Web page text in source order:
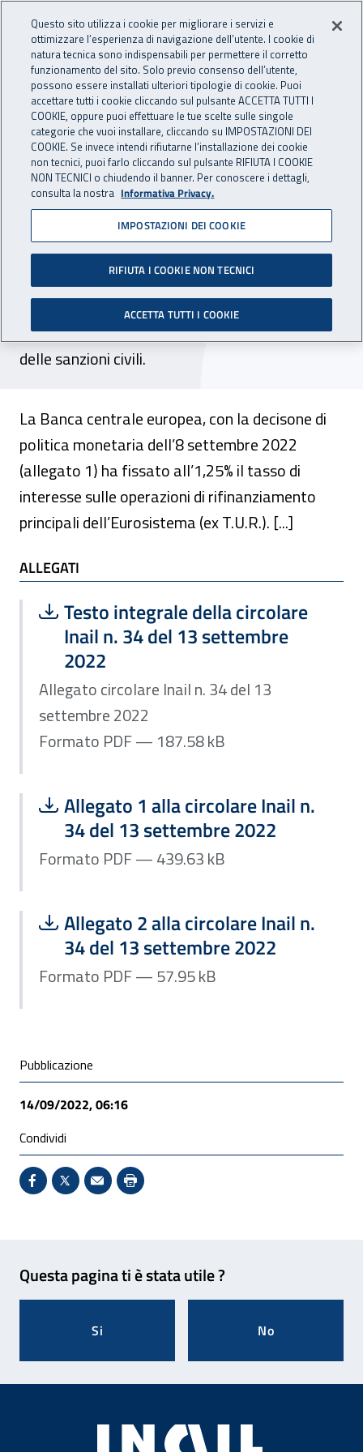
INAIL - Istituto Nazionale
Apri cerca
Navigazione principale
Navigazione - Ti trovi in:
Home Atti e documenti Circolari Inail
13 settembre 2022
13 settembre 2022
Circolare Inail n. 34 del 13
settembre 2022
Pagamento dei premi e accessori. Modifica del
tasso di interesse di rateazione e della misura
delle sanzioni civili.
La Banca centrale europea, con la decisone di
politica monetaria dell’8 settembre 2022
(allegato 1) ha fissato all’1,25% il tasso di
interesse sulle operazioni di rifinanziamento
principali dell’Eurosistema (ex T.U.R.). [...]
ALLEGATI
ALLEGATI
Scarica file:
Testo integrale della circolare
Inail n. 34 del 13 settembre
2022
Formato PDF — Dimensione 187.58 kB
Allegato circolare Inail n. 34 del 13
settembre 2022
Formato PDF — 187.58 kB
Scarica file:
Allegato 1 alla circolare Inail n.
34 del 13 settembre 2022
Formato PDF — Dimensione 439.63 kB
Formato PDF — 439.63 kB
Scarica file:
Allegato 2 alla circolare Inail n.
34 del 13 settembre 2022
Formato PDF — Dimensione 57.95 kB
Formato PDF — 57.95 kB
Condivisione social
Pubblicazione
14/09/2022, 06:16
Condividi
Condividi su Facebook - Sito esterno - Apertura in
X - Sito esterno - Apertura in nuova finestra
Invio Mail: apre il programma di posta
Stampa pagina: scelta meno
Questa pagina ti è stata utile ?
Si No
Questo sito utilizza i cookie per migliorare i servizi e
ottimizzare l’esperienza di navigazione dell’utente. I cookie di
natura tecnica sono indispensabili per permettere il corretto
funzionamento del sito. Solo previo consenso dell’utente,
possono essere installati ulteriori tipologie di cookie. Puoi
accettare tutti i cookie cliccando sul pulsante ACCETTA TUTTI I
COOKIE, oppure puoi effettuare le tue scelte sulle singole
categorie che vuoi installare, cliccando su IMPOSTAZIONI DEI
COOKIE. Se invece intendi rifiutarne l’installazione dei cookie
non tecnici, puoi farlo cliccando sul pulsante RIFIUTA I COOKIE
NON TECNICI o chiudendo il banner. Per conoscere i dettagli,
consulta la nostra Informativa Privacy.
IMPOSTAZIONI DEI COOKIE
RIFIUTA I COOKIE NON TECNICI
ACCETTA TUTTI I COOKIE